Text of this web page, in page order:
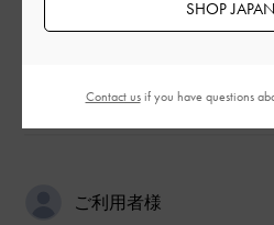
このレビューは
ご利用者様
SHOP
Contact usif you have questions